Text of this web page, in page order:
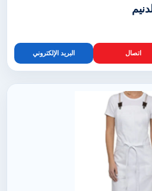
اتصال البريد الإلكتروني